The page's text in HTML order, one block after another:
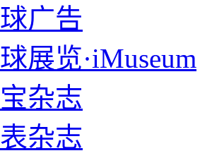
广告
展览·iMuseum
杂志
杂志